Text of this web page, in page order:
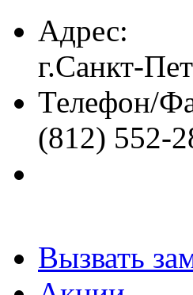
Адрес:
г.Санкт-
Телефон/
(812) 552-
Вызвать